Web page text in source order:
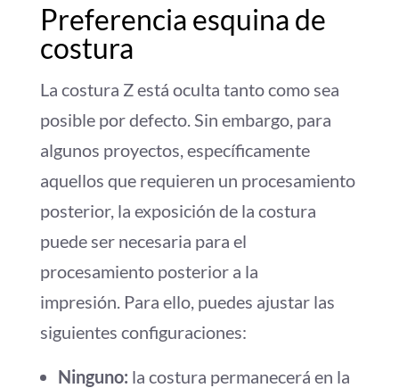
Preferencia esquina de
costura
La costura Z está oculta tanto como sea
posible por defecto. Sin embargo, para
algunos proyectos, específicamente
aquellos que requieren un procesamiento
posterior, la exposición de la costura
puede ser necesaria para el
procesamiento posterior a la
impresión. Para ello, puedes ajustar las
siguientes configuraciones:
Ninguno: la costura permanecerá en la